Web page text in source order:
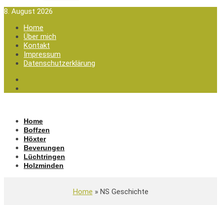
8. August 2026
Home
Über mich
Kontakt
Impressum
Datenschutzerklärung
Home
Boffzen
Höxter
Beverungen
Lüchtringen
Holzminden
Home » NS Geschichte